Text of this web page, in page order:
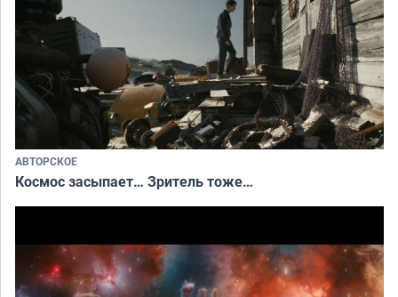
АВТОРСКОЕ
Космос засыпает… Зритель тоже…